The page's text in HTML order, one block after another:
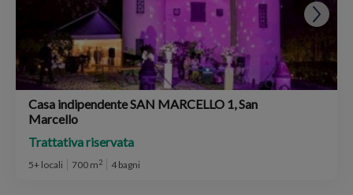
Casa indipendente SAN MARCELLO 1, San
Marcello
Trattativa riservata
5+ locali 700 m2 4 bagni